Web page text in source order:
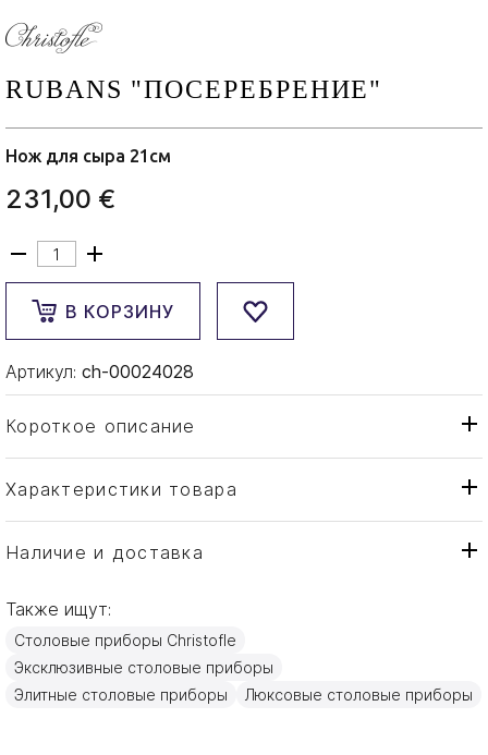
RUBANS "ПОСЕРЕБРЕНИЕ"
Нож для сыра 21см
231,00 €
В КОРЗИНУ
Артикул: ch-00024028
Короткое описание
Характеристики товара
Тип товара
Нож
Бренд
Страна производителя
Материал
Посеребрение
Объем / Размер
21см
Наличие и доставка
Также ищут:
Столовые приборы Christofle
Эксклюзивные столовые приборы
Элитные столовые приборы
Люксовые столовые приборы